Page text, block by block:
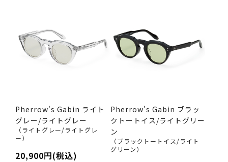
Pherrow's Gabin ライト
グレー/ライトグレー
（ライトグレー/ライトグレ
ー）
20,900円(税込)
Pherrow's Gabin ブラッ
クトートイス/ライトグリー
ン
（ブラックトートイス/ライト
グリーン）